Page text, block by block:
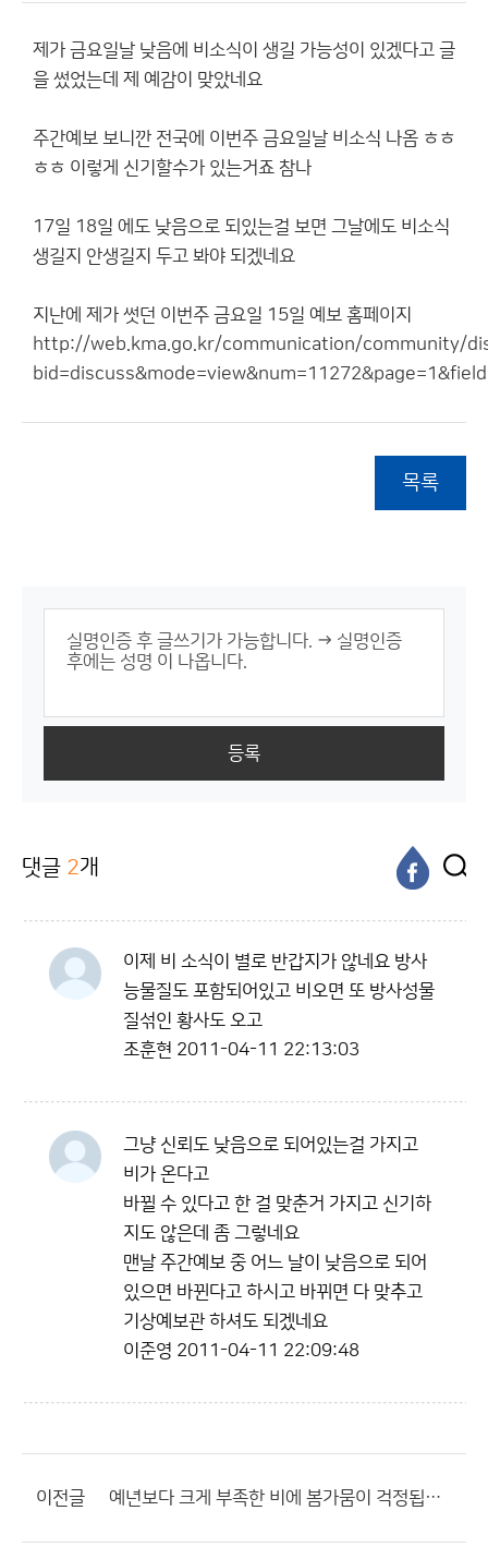
제가 금요일날 낮음에 비소식이 생길 가능성이 있겠다고 글
을 썼었는데 제 예감이 맞았네요
주간예보 보니깐 전국에 이번주 금요일날 비소식 나옴 ㅎㅎ
ㅎㅎ 이렇게 신기할수가 있는거죠 참나
17일 18일 에도 낮음으로 되있는걸 보면 그날에도 비소식
생길지 안생길지 두고 봐야 되겠네요
지난에 제가 썻던 이번주 금요일 15일 예보 홈페이지
http://web.kma.go.kr/communication/community/
목록
등록
댓글 2개
이제 비 소식이 별로 반갑지가 않네요 방사
능물질도 포함되어있고 비오면 또 방사성물
질섞인 황사도 오고
조훈현 2011-04-11 22:13:03
그냥 신뢰도 낮음으로 되어있는걸 가지고
비가 온다고
바뀔 수 있다고 한 걸 맞춘거 가지고 신기하
지도 않은데 좀 그렇네요
맨날 주간예보 중 어느 날이 낮음으로 되어
있으면 바뀐다고 하시고 바뀌면 다 맞추고
기상예보관 하셔도 되겠네요
이준영 2011-04-11 22:09:48
이전글 예년보다 크게 부족한 비에 봄가뭄이 걱정됩니다.